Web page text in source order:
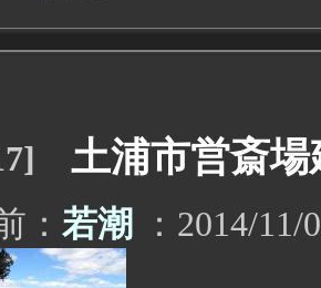
土浦市営斎
： 若潮 ：2014/